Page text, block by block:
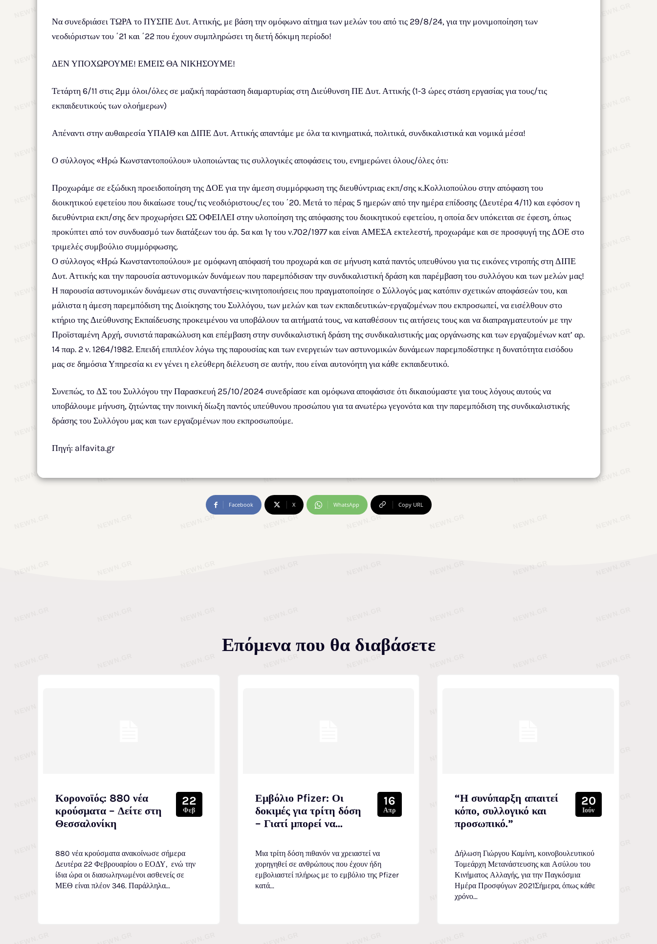
Να συνεδριάσει ΤΩΡΑ το ΠΥΣΠΕ Δυτ. Αττικής, με βάση την ομόφωνο αίτημα των μελών του από τις 29/8/24, για την μονιμοποίηση των
νεοδιόριστων του ΄21 και ΄22 που έχουν συμπληρώσει τη διετή δόκιμη περίοδο!
ΔΕΝ ΥΠΟΧΩΡΟΥΜΕ! ΕΜΕΙΣ ΘΑ ΝΙΚΗΣΟΥΜΕ!
Τετάρτη 6/11 στις 2μμ όλοι/όλες σε μαζική παράσταση διαμαρτυρίας στη Διεύθυνση ΠΕ Δυτ. Αττικής (1-3 ώρες στάση εργασίας για τους/τις
εκπαιδευτικούς των ολοήμερων)
Απέναντι στην αυθαιρεσία ΥΠΑΙΘ και ΔΙΠΕ Δυτ. Αττικής απαντάμε με όλα τα κινηματικά, πολιτικά, συνδικαλιστικά και νομικά μέσα!
Ο σύλλογος «Ηρώ Κωνσταντοπούλου» υλοποιώντας τις συλλογικές αποφάσεις του, ενημερώνει όλους/όλες ότι:
Προχωράμε σε εξώδικη προειδοποίηση της ΔΟΕ για την άμεση συμμόρφωση της διευθύντριας εκπ/σης κ.Κολλιοπούλου στην απόφαση του
διοικητικού εφετείου που δικαίωσε τους/τις νεοδιόριστους/ες του ΄20. Μετά το πέρας 5 ημερών από την ημέρα επίδοσης (Δευτέρα 4/11) και εφόσον η
διευθύντρια εκπ/σης δεν προχωρήσει ΩΣ ΟΦΕΙΛΕΙ στην υλοποίηση της απόφασης του διοικητικού εφετείου, η οποία δεν υπόκειται σε έφεση, όπως
προκύπτει από τον συνδυασμό των διατάξεων του άρ. 5α και 1γ του ν.702/1977 και είναι ΑΜΕΣΑ εκτελεστή, προχωράμε και σε προσφυγή της ΔΟΕ στο
τριμελές συμβούλιο συμμόρφωσης.
Ο σύλλογος «Ηρώ Κωνσταντοπούλου» με ομόφωνη απόφασή του προχωρά και σε μήνυση κατά παντός υπευθύνου για τις εικόνες ντροπής στη ΔΙΠΕ
Δυτ. Αττικής και την παρουσία αστυνομικών δυνάμεων που παρεμπόδισαν την συνδικαλιστική δράση και παρέμβαση του συλλόγου και των μελών μας!
Η παρουσία αστυνομικών δυνάμεων στις συναντήσεις-κινητοποιήσεις που πραγματοποίησε ο Σύλλογός μας κατόπιν σχετικών αποφάσεών του, και
μάλιστα η άμεση παρεμπόδιση της Διοίκησης του Συλλόγου, των μελών και των εκπαιδευτικών-εργαζομένων που εκπροσωπεί, να εισέλθουν στο
κτήριο της Διεύθυνσης Εκπαίδευσης προκειμένου να υποβάλουν τα αιτήματά τους, να καταθέσουν τις αιτήσεις τους και να διαπραγματευτούν με την
Προϊσταμένη Αρχή, συνιστά παρακώλυση και επέμβαση στην συνδικαλιστική δράση της συνδικαλιστικής μας οργάνωσης και των εργαζομένων κατ’ αρ.
14 παρ. 2 ν. 1264/1982. Επειδή επιπλέον λόγω της παρουσίας και των ενεργειών των αστυνομικών δυνάμεων παρεμποδίστηκε η δυνατότητα εισόδου
μας σε δημόσια Υπηρεσία κι εν γένει η ελεύθερη διέλευση σε αυτήν, που είναι αυτονόητη για κάθε εκπαιδευτικό.
Συνεπώς, το ΔΣ του Συλλόγου την Παρασκευή 25/10/2024 συνεδρίασε και ομόφωνα αποφάσισε ότι δικαιούμαστε για τους λόγους αυτούς να
υποβάλουμε μήνυση, ζητώντας την ποινική δίωξη παντός υπεύθυνου προσώπου για τα ανωτέρω γεγονότα και την παρεμπόδιση της συνδικαλιστικής
δράσης του Συλλόγου μας και των εργαζομένων που εκπροσωπούμε.
Πηγή: alfavita.gr
Facebook X WhatsApp Copy URL
Επόμενα που θα διαβάσετε
Κορονοϊός: 880 νέα
κρούσματα – Δείτε στη
Θεσσαλονίκη
22
Φεβ
880 νέα κρούσματα ανακοίνωσε σήμερα
Δευτέρα 22 Φεβρουαρίου ο ΕΟΔΥ, ενώ την
ίδια ώρα οι διασωληνωμένοι ασθενείς σε
ΜΕΘ είναι πλέον 346. Παράλληλα...
Εμβόλιο Pfizer: Οι
δοκιμές για τρίτη δόση
– Γιατί μπορεί να...
16
Απρ
Μια τρίτη δόση πιθανόν να χρειαστεί να
χορηγηθεί σε ανθρώπους που έχουν ήδη
εμβολιαστεί πλήρως με το εμβόλιο της Pfizer
κατά...
“Η συνύπαρξη απαιτεί
κόπο, συλλογικό και
προσωπικό.”
20
Ιούν
Δήλωση Γιώργου Καμίνη, κοινοβουλευτικού
Τομεάρχη Μετανάστευσης και Ασύλου του
Κινήματος Αλλαγής, για την Παγκόσμια
Ημέρα Προσφύγων 2021Σήμερα, όπως κάθε
χρόνο...